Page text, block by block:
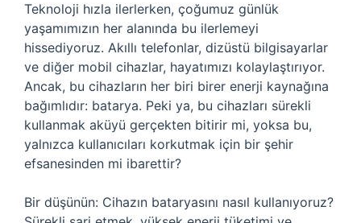
Teknoloji hızla ilerlerken, çoğumuz günlük
yaşamımızın her alanında bu ilerlemeyi
hissediyoruz. Akıllı telefonlar, dizüstü bilgisayarlar
ve diğer mobil cihazlar, hayatımızı kolaylaştırıyor.
Ancak, bu cihazların her biri birer enerji kaynağına
bağımlıdır: batarya. Peki ya, bu cihazları sürekli
kullanmak aküyü gerçekten bitirir mi, yoksa bu,
yalnızca kullanıcıları korkutmak için bir şehir
efsanesinden mi ibarettir?
Bir düşünün: Cihazın bataryasını nasıl kullanıyoruz?